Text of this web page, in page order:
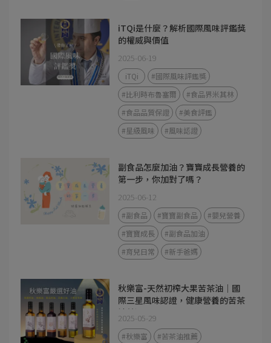
iTQi是什麼？解析國際風味評鑑獎
的權威與價值
2025-06-19
iTQi
#國際風味評鑑獎
#比利時布魯塞爾
#食品界米其林
#食品品質保證
#美食評鑑
#星級風味
#風味認證
副食品怎麼加油？寶寶成長營養的
第一步，你加對了嗎？
2025-06-12
#副食品 #寶寶副食品
#嬰兒營養
#寶寶成長
#副食品加油
#育兒日常
#新手爸媽
秋樂富-天然初榨大果苦茶油｜國
際三星風味認證，健康營養的苦茶
油首選
2025-05-29
#秋樂富
#苦茶油推薦